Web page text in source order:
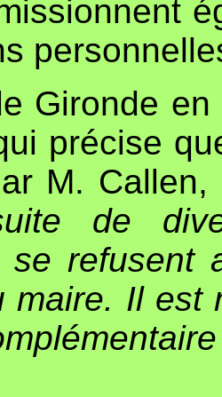
Gironde
précise
M.
de
se refusent
maire. Il est